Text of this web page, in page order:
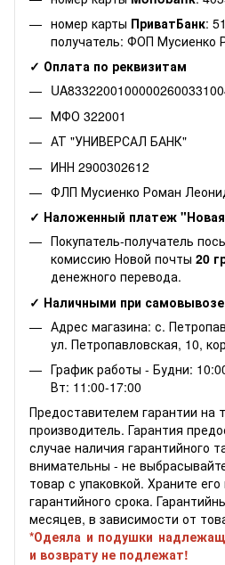
номер карты ПриватБанк:
получатель: ФОП Мусиенко
✓ Оплата по реквизитам
МФО 322001
АТ "УНИВЕРСАЛ БАНК"
ИНН 2900302612
ФЛП Мусиенко Роман
✓ Наложенный платеж
Покупатель-получатель
комиссию Новой почты 20
денежного перевода.
✓ Наличными при
Адрес магазина: с.
ул. Петропавловская, 10,
График работы - Будни:
Вт: 11:00-17:00
Предоставителем гарантии на
производитель. Гарантия
случае наличия гарантийного
внимательны - не
товар с упаковкой. Храните
гарантийного срока.
месяцев, в зависимости от
*Одеяла и подушки
и возврату не подлежат!